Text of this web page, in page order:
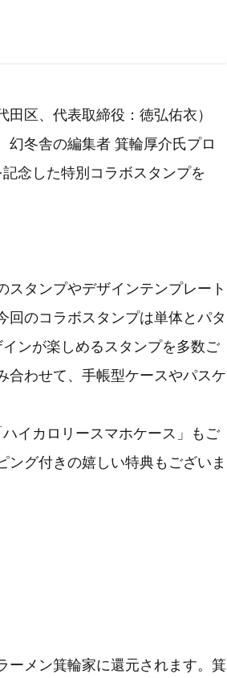
区、代表取締役：徳弘佑衣）
幻冬舎の編集者 箕輪厚介氏プロ
念した特別コラボスタンプを
スタンプやデザインテンプレート
回のコラボスタンプは単体とパタ
ンが楽しめるスタンプを多数ご
合わせて、手帳型ケースやパスケ
イカロリースマホケース」もご
グ付きの嬉しい特典もございま
ーメン箕輪家に還元されます。箕